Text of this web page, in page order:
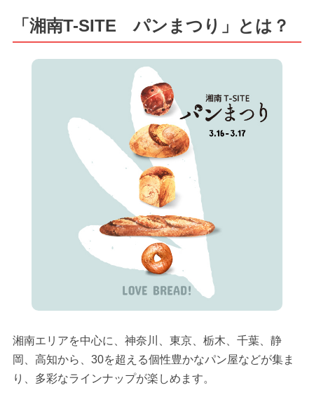
「湘南T-SITE パンまつり」とは？
湘南エリアを中心に、神奈川、東京、栃木、千葉、静
岡、高知から、30を超える個性豊かなパン屋などが集ま
り、多彩なラインナップが楽しめます。